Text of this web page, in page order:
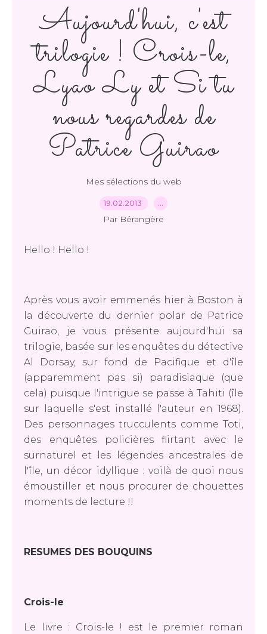
Aujourd'hui, c'est
trilogie ! Crois-le,
Lyao Ly et Si tu
nous regardes de
Patrice Guirao
Mes sélections du web
19.02.2013 …
Par Bérangère
Hello ! Hello !
Après vous avoir emmenés hier à Boston à
la découverte du dernier polar de Patrice
Guirao, je vous présente aujourd'hui sa
trilogie, basée sur les enquêtes du détective
Al Dorsay, sur fond de Pacifique et d'île
(apparemment pas si) paradisiaque (que
cela) puisque l'intrigue se passe à Tahiti (île
sur laquelle s'est installé l'auteur en 1968).
Des personnages trucculents comme Toti,
des enquêtes policières flirtant avec le
surnaturel et les légendes ancestrales de
l'île, un décor idyllique : voilà de quoi nous
émoustiller et nous procurer de chouettes
moments de lecture !!
RESUMES DES BOUQUINS
Crois-le
Le livre : Crois-le ! est le premier roman